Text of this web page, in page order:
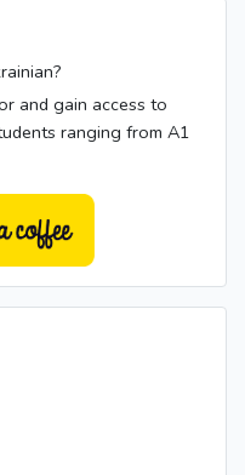
and gain access to
ranging from A1